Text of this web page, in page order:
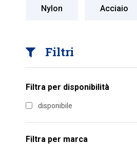
Nylon Acciaio
Filtri
Filtra per disponibilità
disponibile
Filtra per marca